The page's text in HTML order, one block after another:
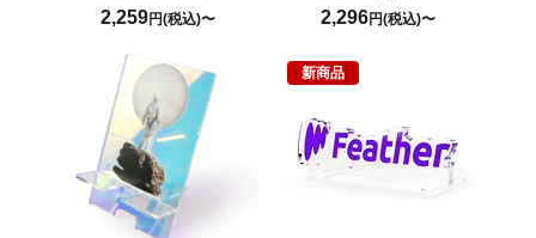
2,259円(税込)〜
2,296円(税込)〜
新商品